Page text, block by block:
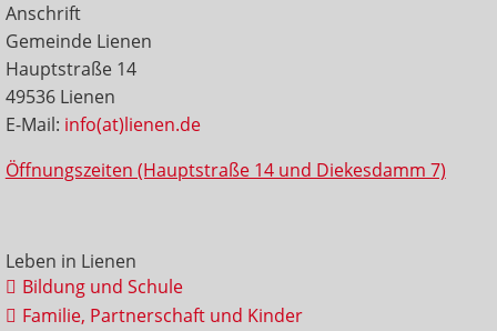
Anschrift
Gemeinde Lienen
Hauptstraße 14
49536 Lienen
E-Mail: info(at)lienen.de
Öffnungszeiten (Hauptstraße 14 und Diekesdamm 7)
Leben in Lienen
Bildung und Schule
Familie, Partnerschaft und Kinder